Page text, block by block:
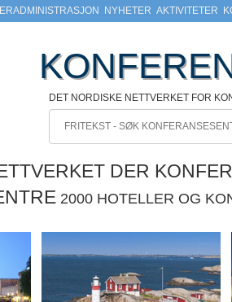
NYHETER AKTIVITETER
DET NORDISKE NETTVERKET FOR
DER
2000 HOTELLER OG